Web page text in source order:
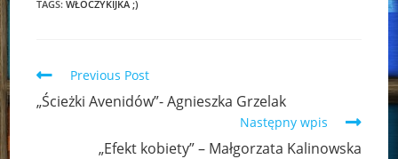
TAGS:WŁÓCZYKIJKA ;)
Read
more
articles
Previous Post
„Ścieżki Avenidów”- Agnieszka Grzelak
Następny wpis
„Efekt kobiety” – Małgorzata Kalinowska